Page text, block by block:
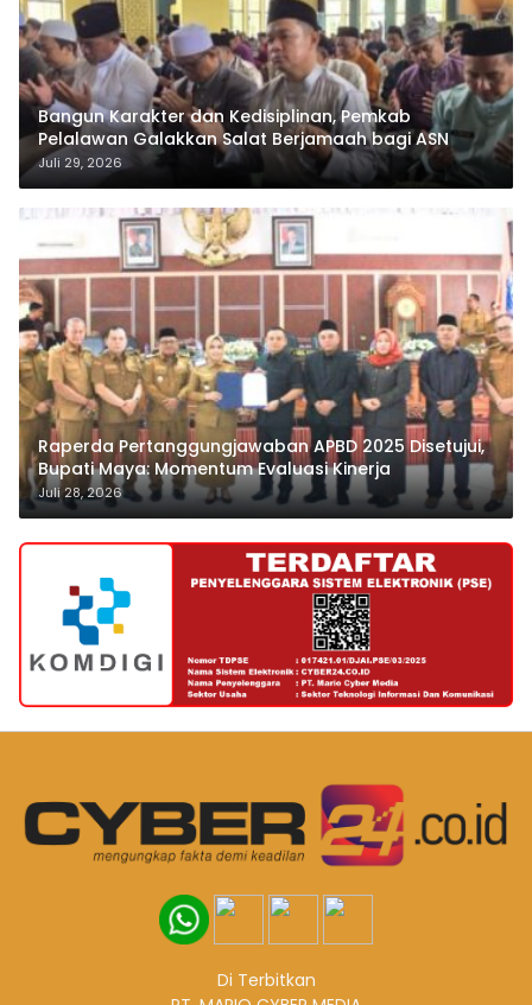
Bangun Karakter dan Kedisiplinan, Pemkab
Pelalawan Galakkan Salat Berjamaah bagi ASN
Juli 29, 2026
Raperda Pertanggungjawaban APBD 2025 Disetujui,
Bupati Maya: Momentum Evaluasi Kinerja
Juli 28, 2026
Di Terbitkan